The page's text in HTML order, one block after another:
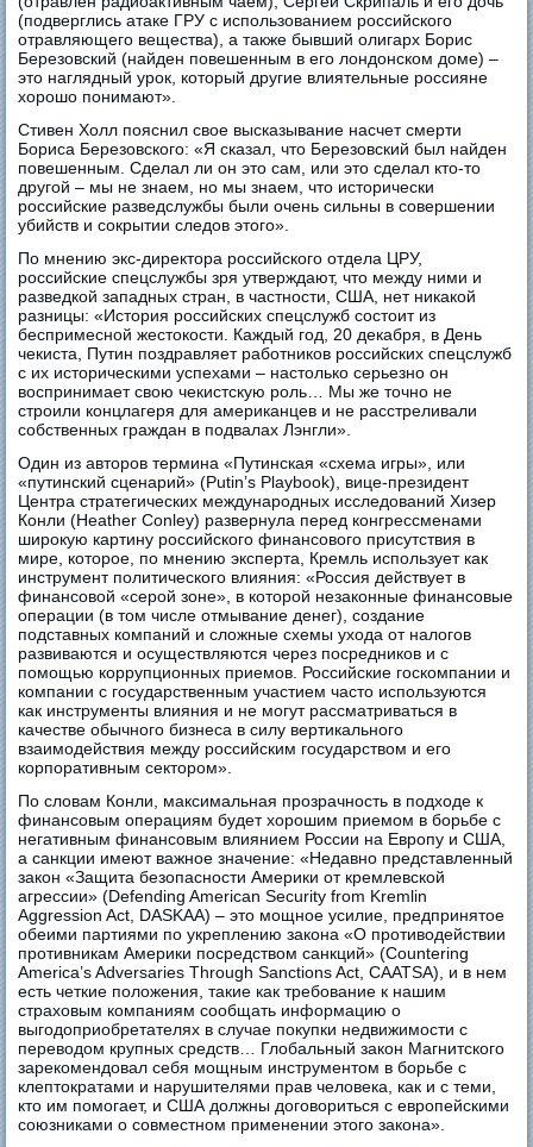
(подверглись атаке ГРУ с использованием российского
отравляющего вещества), а также бывший олигарх Борис
Березовский (найден повешенным в его лондонском доме) –
это наглядный урок, который другие влиятельные россияне
хорошо понимают».
Стивен Холл пояснил свое высказывание насчет смерти
Бориса Березовского: «Я сказал, что Березовский был найден
повешенным. Сделал ли он это сам, или это сделал кто-то
другой – мы не знаем, но мы знаем, что исторически
российские разведслужбы были очень сильны в совершении
убийств и сокрытии следов этого».
По мнению экс-директора российского отдела ЦРУ,
российские спецслужбы зря утверждают, что между ними и
разведкой западных стран, в частности, США, нет никакой
разницы: «История российских спецслужб состоит из
беспримесной жестокости. Каждый год, 20 декабря, в День
чекиста, Путин поздравляет работников российских спецслужб
с их историческими успехами – настолько серьезно он
воспринимает свою чекистскую роль… Мы же точно не
строили концлагеря для американцев и не расстреливали
собственных граждан в подвалах Лэнгли».
Один из авторов термина «Путинская «схема игры», или
«путинский сценарий» (Putin’s Playbook), вице-президент
Центра стратегических международных исследований Хизер
Конли (Heather Conley) развернула перед конгрессменами
широкую картину российского финансового присутствия в
мире, которое, по мнению эксперта, Кремль использует как
инструмент политического влияния: «Россия действует в
финансовой «серой зоне», в которой незаконные финансовые
операции (в том числе отмывание денег), создание
подставных компаний и сложные схемы ухода от налогов
развиваются и осуществляются через посредников и с
помощью коррупционных приемов. Российские госкомпании и
компании с государственным участием часто используются
как инструменты влияния и не могут рассматриваться в
качестве обычного бизнеса в силу вертикального
взаимодействия между российским государством и его
корпоративным сектором».
По словам Конли, максимальная прозрачность в подходе к
финансовым операциям будет хорошим приемом в борьбе с
негативным финансовым влиянием России на Европу и США,
а санкции имеют важное значение: «Недавно представленный
закон «Защита безопасности Америки от кремлевской
агрессии» (Defending American Security from Kremlin
Aggression Act, DASKAA) – это мощное усилие, предпринятое
обеими партиями по укреплению закона «О противодействии
противникам Америки посредством санкций» (Countering
America’s Adversaries Through Sanctions Act, CAATSA), и в нем
есть четкие положения, такие как требование к нашим
страховым компаниям сообщать информацию о
выгодоприобретателях в случае покупки недвижимости с
переводом крупных средств… Глобальный закон Магнитского
зарекомендовал себя мощным инструментом в борьбе с
клептократами и нарушителями прав человека, как и с теми,
кто им помогает, и США должны договориться с европейскими
союзниками о совместном применении этого закона».